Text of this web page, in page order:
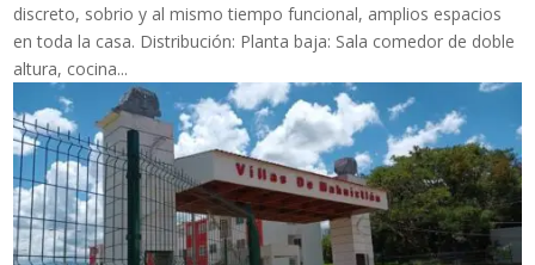
discreto, sobrio y al mismo tiempo funcional, amplios espacios
en toda la casa. Distribución: Planta baja: Sala comedor de doble
altura, cocina...